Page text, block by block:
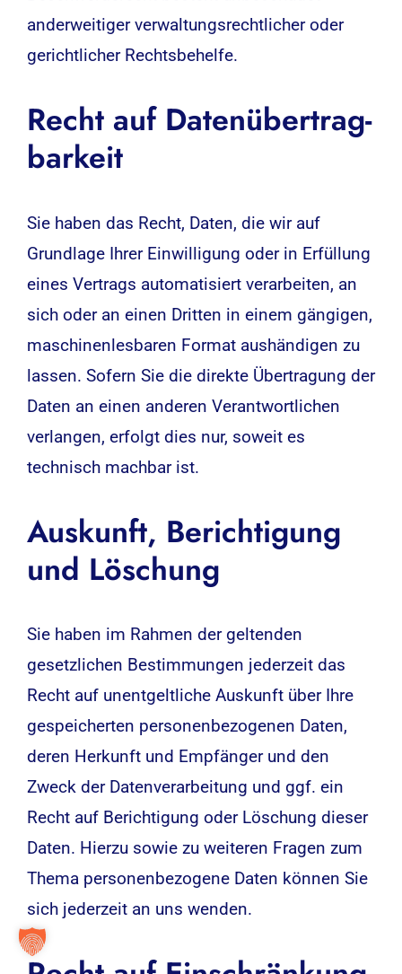
anderweitiger verwaltungsrechtlicher oder
gerichtlicher Rechtsbehelfe.
Recht auf Daten­übertrag­
barkeit
Sie haben das Recht, Daten, die wir auf
Grundlage Ihrer Einwilligung oder in Erfüllung
eines Vertrags automatisiert verarbeiten, an
sich oder an einen Dritten in einem gängigen,
maschinenlesbaren Format aushändigen zu
lassen. Sofern Sie die direkte Übertragung der
Daten an einen anderen Verantwortlichen
verlangen, erfolgt dies nur, soweit es
technisch machbar ist.
Auskunft, Berichtigung
und Löschung
Sie haben im Rahmen der geltenden
gesetzlichen Bestimmungen jederzeit das
Recht auf unentgeltliche Auskunft über Ihre
gespeicherten personenbezogenen Daten,
deren Herkunft und Empfänger und den
Zweck der Datenverarbeitung und ggf. ein
Recht auf Berichtigung oder Löschung dieser
Daten. Hierzu sowie zu weiteren Fragen zum
Thema personenbezogene Daten können Sie
sich jederzeit an uns wenden.